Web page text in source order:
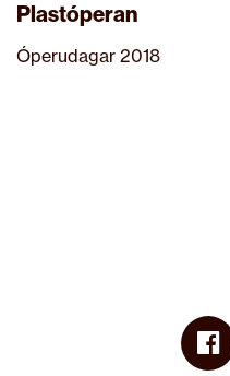
Plastóperan
Óperudagar 2018